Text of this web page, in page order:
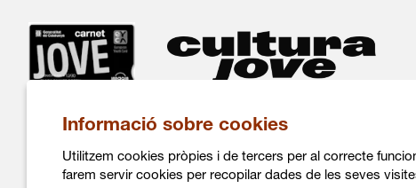
Informació sobre cookies
Utilitzem cookies pròpies i de tercers per al correcte
farem servir cookies per recopilar dades de les seves